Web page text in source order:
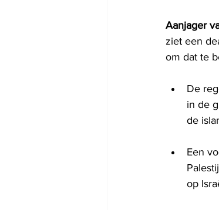
Aanjager
ziet een
om dat te
De
in de
de
Een
op